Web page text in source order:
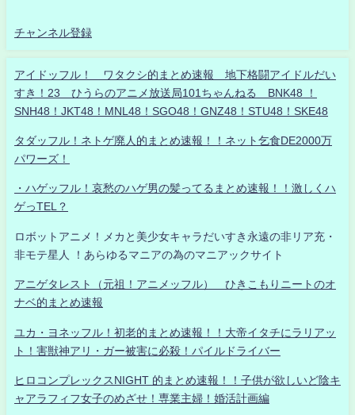
チャンネル登録
アイドッフル！ ワタクシ的まとめ速報 地下格闘アイドルだい
すき！23 ひうらのアニメ放送局101ちゃんねる BNK48 ！
SNH48！JKT48！MNL48！SGO48！GNZ48！STU48！SKE48
タダッフル！ネトゲ廃人的まとめ速報！！ネット乞食DE2000万
パワーズ！
・ハゲッフル！哀愁のハゲ男の髪ってるまとめ速報！！激しくハ
ゲっTEL？
ロボットアニメ！メカと美少女キャラだいすき永遠の非リア充・
非モテ星人 ！あらゆるマニアの為のマニアックサイト
アニゲタレスト（元祖！アニメッフル） ひきこもりニートのオ
ナベ的まとめ速報
ユカ・ヨネッフル！初老的まとめ速報！！大帝イタチにラリアッ
ト！害獣神アリ・ガー被害に必殺！パイルドライバー
ヒロコンプレックスNIGHT 的まとめ速報！！子供が欲しいど陰キ
ャアラフィフ女子のめざせ！専業主婦！婚活計画編